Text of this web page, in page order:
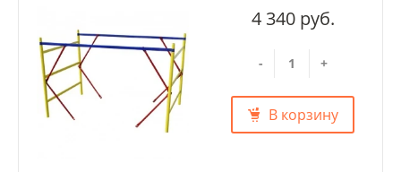
4 340 руб.
- +
В корзину